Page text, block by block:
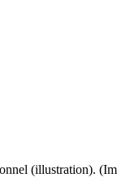
(illustration).